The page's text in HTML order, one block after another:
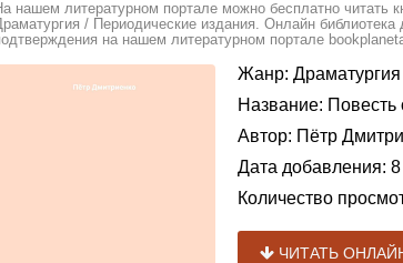
нашем литературном портале можно бесплатно
/ Периодические издания. Онлайн
на нашем литературном портале
Жанр: Драматургия
Название:
Автор: Пётр
Дата добавления:
Количество
ЧИТАТЬ